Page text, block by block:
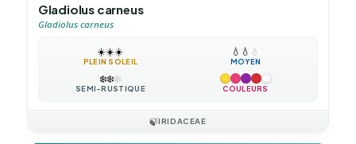
Gladiolus carneus
Gladiolus carneus
☀️☀️☀️
PLEIN SOLEIL
💧 💧 💧
MOYEN
❄️❄️❄️
SEMI-RUSTIQUE COULEURS
🍃IRIDACEAE